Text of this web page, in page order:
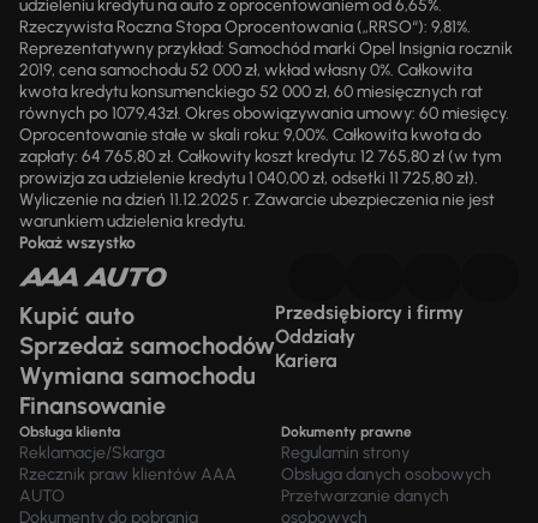
udzieleniu kredytu na auto z oprocentowaniem od 6,65%.
Rzeczywista Roczna Stopa Oprocentowania („RRSO“): 9,81%.
Reprezentatywny przykład: Samochód marki Opel Insignia rocznik
2019, cena samochodu 52 000 zł, wkład własny 0%. Całkowita
kwota kredytu konsumenckiego 52 000 zł, 60 miesięcznych rat
równych po 1079,43zł. Okres obowiązywania umowy: 60 miesięcy.
Oprocentowanie stałe w skali roku: 9,00%. Całkowita kwota do
zapłaty: 64 765,80 zł. Całkowity koszt kredytu: 12 765,80 zł (w tym
prowizja za udzielenie kredytu 1 040,00 zł, odsetki 11 725,80 zł).
Wyliczenie na dzień 11.12.2025 r. Zawarcie ubezpieczenia nie jest
warunkiem udzielenia kredytu.
Pokaż wszystko
Kupić auto
Sprzedaż samochodów
Wymiana samochodu
Finansowanie
Przedsiębiorcy i firmy
Oddziały
Kariera
Obsługa klienta
Reklamacje/Skarga
Rzecznik praw klientów AAA
AUTO
Dokumenty do pobrania
Dokumenty prawne
Regulamin strony
Obsługa danych osobowych
Przetwarzanie danych
osobowych